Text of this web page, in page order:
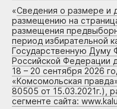
«Сведения о размере и
размещению на
размещения
период избирательной
Государственную Думу
Российской Федерации
18 – 20 сентября 2026
«Комсомольская
80505 от 15.03.2021г.),
сегменте сайта: